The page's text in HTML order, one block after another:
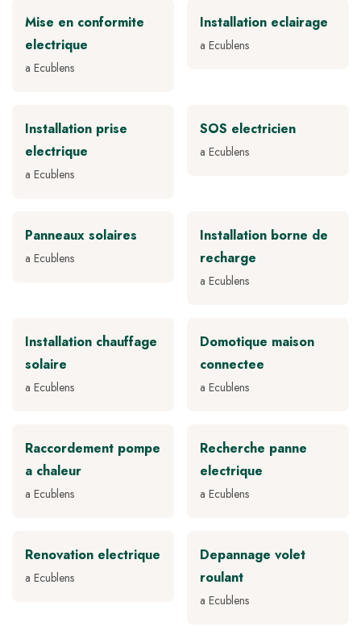
Mise en conformite
electrique
a Ecublens
Installation eclairage
a Ecublens
Installation prise
electrique
a Ecublens
SOS electricien
a Ecublens
Panneaux solaires
a Ecublens
Installation borne de
recharge
a Ecublens
Installation chauffage
solaire
a Ecublens
Domotique maison
connectee
a Ecublens
Raccordement pompe
a chaleur
a Ecublens
Recherche panne
electrique
a Ecublens
Renovation electrique
a Ecublens
Depannage volet
roulant
a Ecublens